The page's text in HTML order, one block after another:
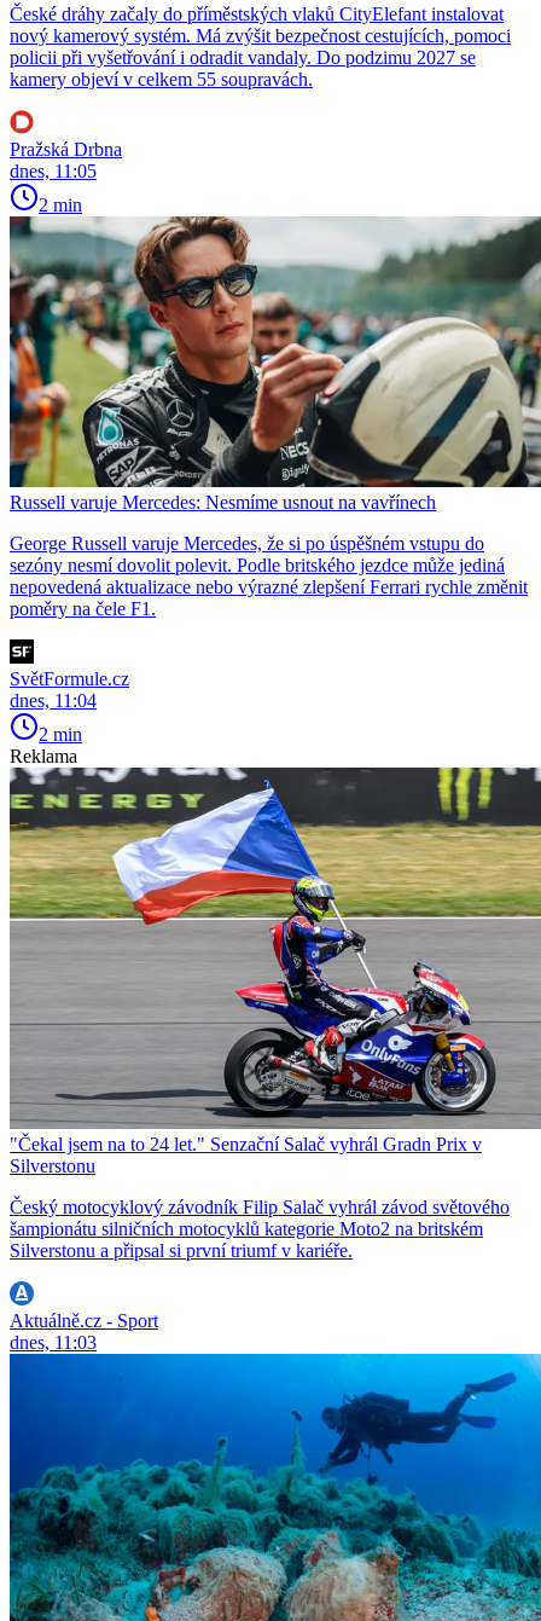
České dráhy začaly do příměstských vlaků CityElefant instalovat
nový kamerový systém. Má zvýšit bezpečnost cestujících, pomoci
policii při vyšetřování i odradit vandaly. Do podzimu 2027 se
kamery objeví v celkem 55 soupravách.
Pražská Drbna
dnes, 11:05
2 min
Russell varuje Mercedes: Nesmíme usnout na vavřínech
George Russell varuje Mercedes, že si po úspěšném vstupu do
sezóny nesmí dovolit polevit. Podle britského jezdce může jediná
nepovedená aktualizace nebo výrazné zlepšení Ferrari rychle změnit
poměry na čele F1.
SvětFormule.cz
dnes, 11:04
2 min
Reklama
"Čekal jsem na to 24 let." Senzační Salač vyhrál Gradn Prix v
Silverstonu
Český motocyklový závodník Filip Salač vyhrál závod světového
šampionátu silničních motocyklů kategorie Moto2 na britském
Silverstonu a připsal si první triumf v kariéře.
Aktuálně.cz - Sport
dnes, 11:03